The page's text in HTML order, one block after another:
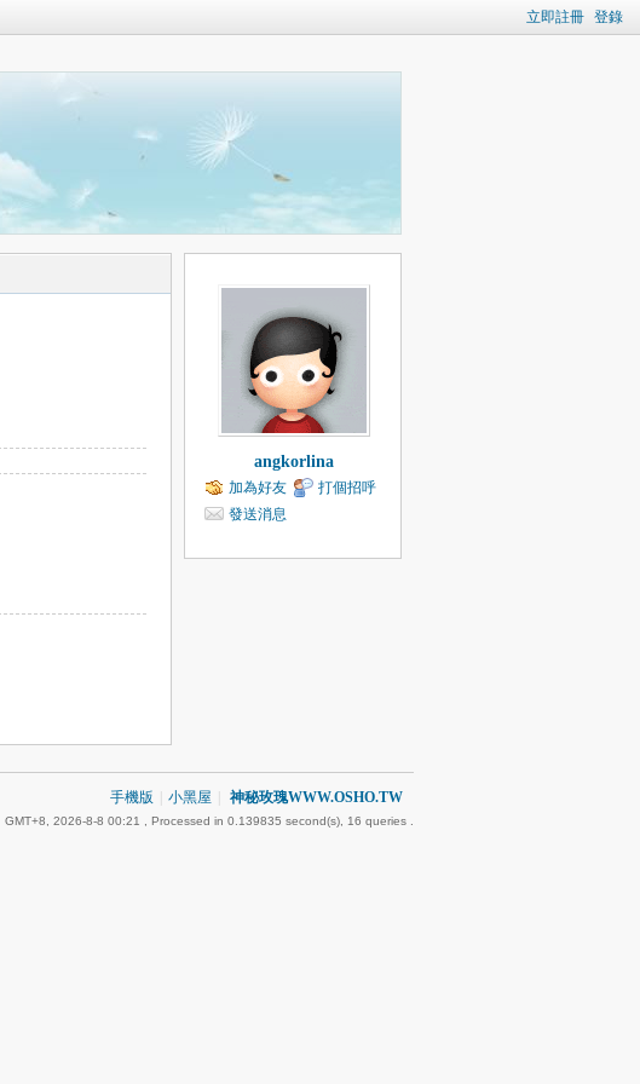
立即註冊 登錄
angkorlina
加為好友
打個招呼
發送消息
手機版 小黑屋 神秘玫瑰WWW.OSHO.TW
GMT+8, 2026-8-8 00:21 , Processed in 0.139835 second(s), 16 queries .